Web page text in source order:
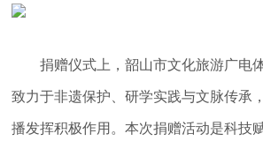
捐赠仪式上，韶山市文化旅游广电
致力于非遗保护、研学实践与文脉传承
播发挥积极作用。本次捐赠活动是科技